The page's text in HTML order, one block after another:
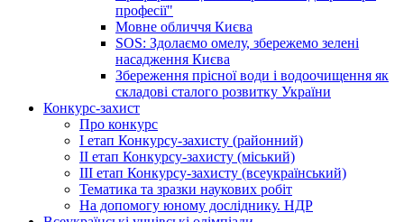
професії"
Мовне обличчя Києва
SOS: Здолаємо омелу, збережемо зелені
насадження Києва
Збереження прісної води і водоочищення як
складові сталого розвитку України
Конкурс-захист
Про конкурс
І етап Конкурсу-захисту (районний)
ІІ етап Конкурсу-захисту (міський)
ІІІ етап Конкурсу-захисту (всеукраїнський)
Тематика та зразки наукових робіт
На допомогу юному досліднику. НДР